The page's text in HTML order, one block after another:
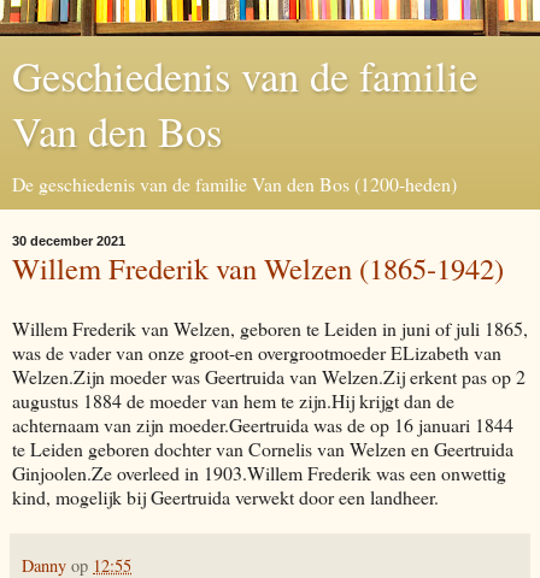
Geschiedenis van de familie
Van den Bos
De geschiedenis van de familie Van den Bos (1200-heden)
30 december 2021
Willem Frederik van Welzen (1865-1942)
Willem Frederik van Welzen, geboren te Leiden in juni of juli 1865,
was de vader van onze groot-en overgrootmoeder ELizabeth van
Welzen.Zijn moeder was Geertruida van Welzen.Zij erkent pas op 2
augustus 1884 de moeder van hem te zijn.Hij krijgt dan de
achternaam van zijn moeder.Geertruida was de op 16 januari 1844
te Leiden geboren dochter van Cornelis van Welzen en Geertruida
Ginjoolen.Ze overleed in 1903.Willem Frederik was een onwettig
kind, mogelijk bij Geertruida verwekt door een landheer.
Danny op 12:55